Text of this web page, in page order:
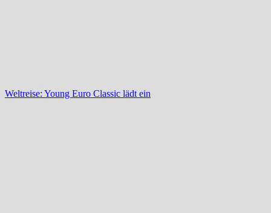
Weltreise: Young Euro Classic lädt ein